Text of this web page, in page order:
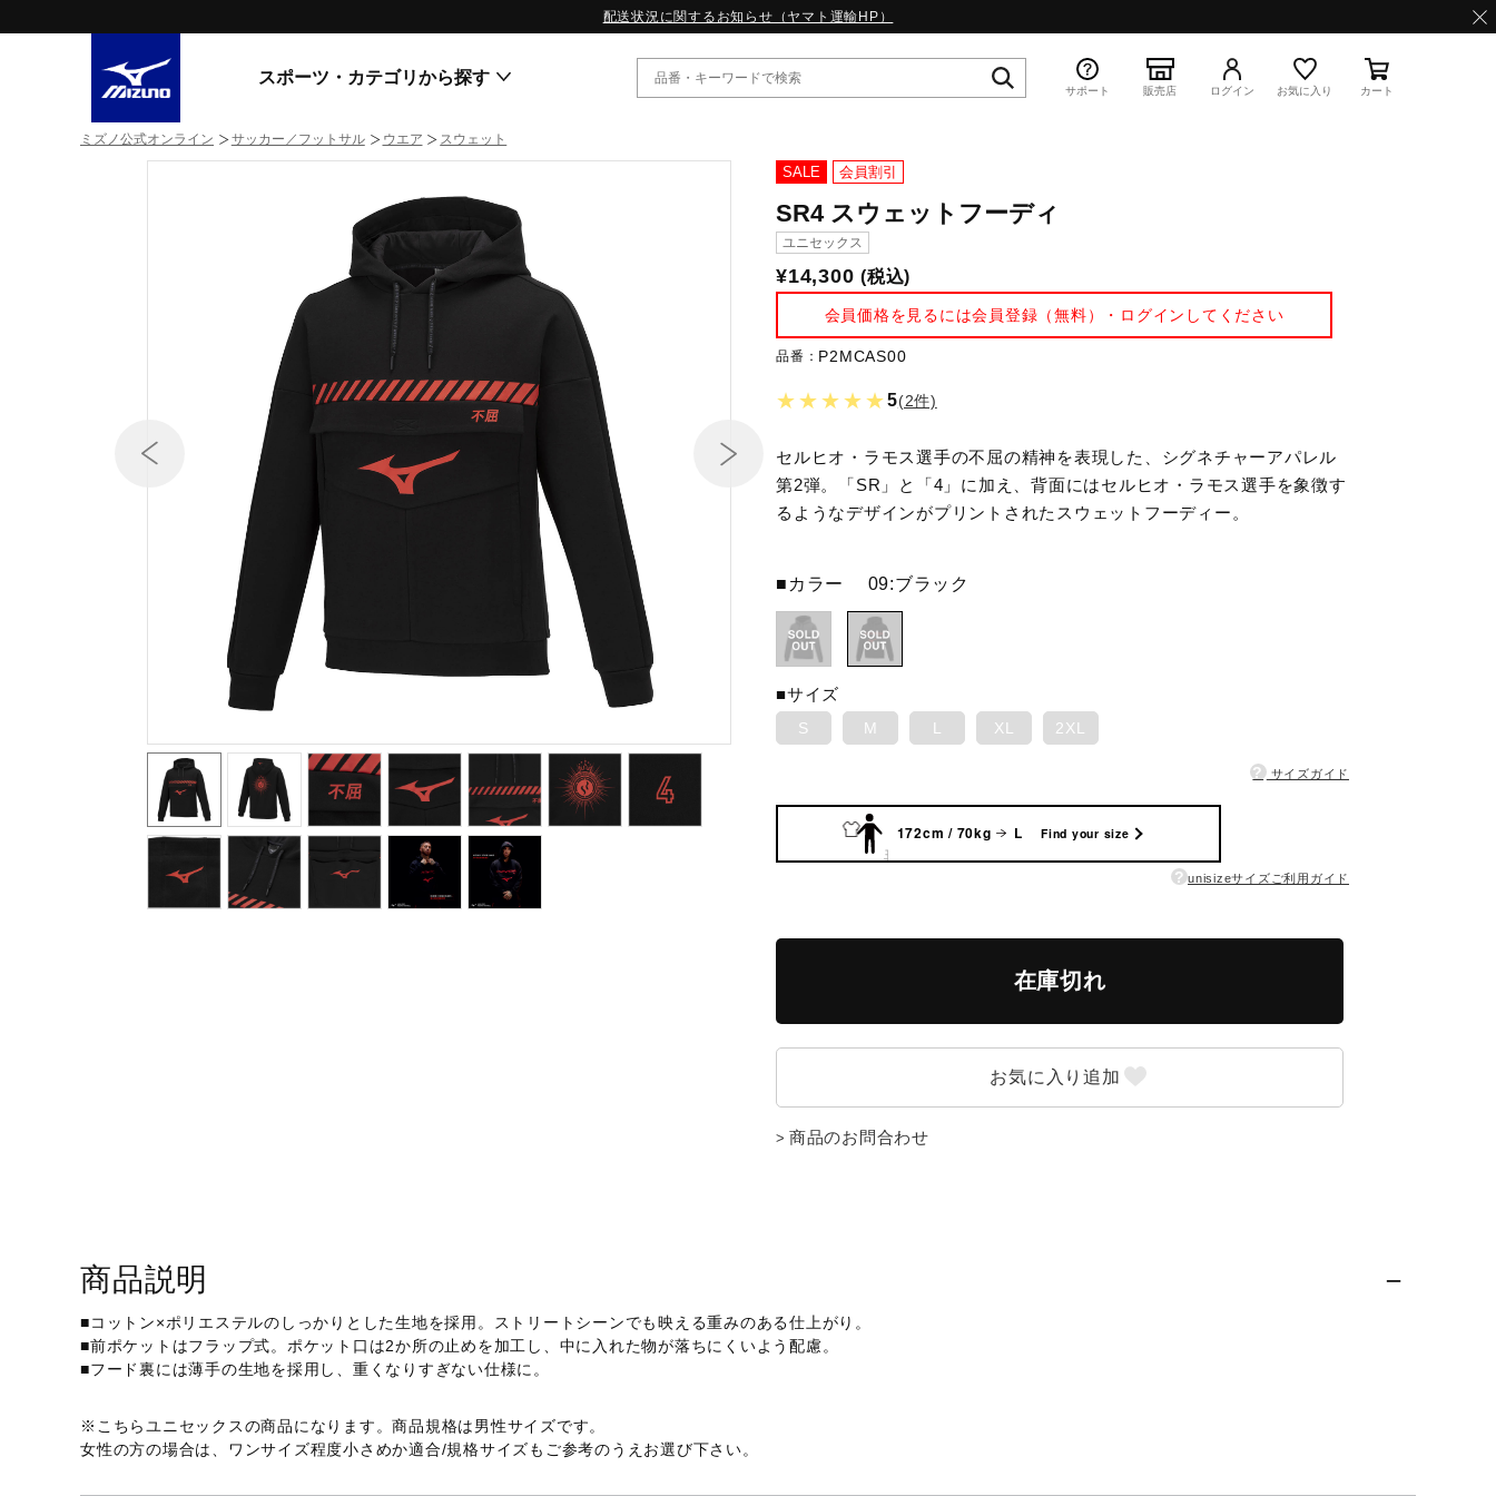
配送状況に関するお知らせ（ヤマト運輸HP）
スポーツ・カテゴリから探す
スニーカー
ウィンタースポーツ
ワーキング
ライフスタイルグッズ
その他
すべてのシリーズ
WAVE PROPHECY
MORELIA LS
WAVE RIDER
コラボレーション
その他シリーズ
W.PROPHECY1｜特集
WP MAGIC MITA｜特集
WP STRAP｜特集
スペシャルカラーパック｜特集
WP STRAP 2｜特集
マーガレット・ハウエル｜特集
KICKS & ECHO｜特集
スニーカー商品をすべて見る
サポート 販売店 ログイン お気に入り カート
ミズノ公式オンライン サッカー／フットサル ウエア スウェット
SALE 会員割引
SR4 スウェットフーディ
ユニセックス
¥14,300 (税込)
会員価格を見るには会員登録（無料）・ログインしてください
品番： P2MCAS00
★★★★★5(2件)
セルヒオ・ラモス選手の不屈の精神を表現した、シグネチャーアパレル
第2弾。「SR」と「4」に加え、背面にはセルヒオ・ラモス選手を象徴す
るようなデザインがプリントされたスウェットフーディー。
■カラー 09:ブラック
■サイズ
S M L XL 2XL
? サイズガイド
172cm / 70kg L Find your size
? unisizeサイズご利用ガイド
在庫切れ
商品のお問合わせ
商品説明
■コットン×ポリエステルのしっかりとした生地を採用。ストリートシーンでも映える重みのある仕上がり。
■前ポケットはフラップ式。ポケット口は2か所の止めを加工し、中に入れた物が落ちにくいよう配慮。
■フード裏には薄手の生地を採用し、重くなりすぎない仕様に。
※こちらユニセックスの商品になります。商品規格は男性サイズです。
女性の方の場合は、ワンサイズ程度小さめか適合/規格サイズもご参考のうえお選び下さい。